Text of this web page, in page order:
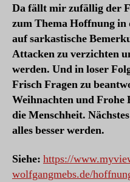
Da fällt mir zufällig der
zum Thema Hoffnung in
auf sarkastische
Attacken zu verzichten
werden. Und in loser
Frisch Fragen zu
Weihnachten und
die Menschheit.
alles besser werden.
Siehe: https://
wolfgangmebs.de/